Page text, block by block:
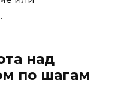
над
по шагам